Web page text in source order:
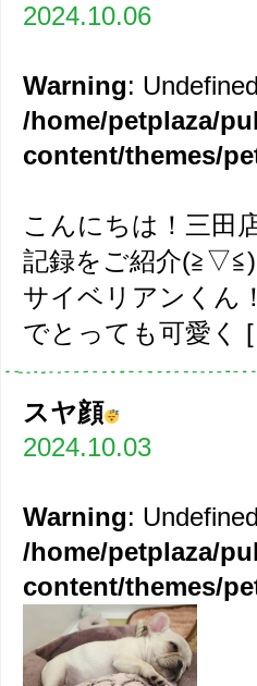
2024.10.06
Warning:
/home/petplaza/
content/themes/
こんにちは！三田
記録をご紹介
サイベリアンくん
でとっても可愛く
スヤ顔
2024.10.03
Warning:
/home/petplaza/
content/themes/